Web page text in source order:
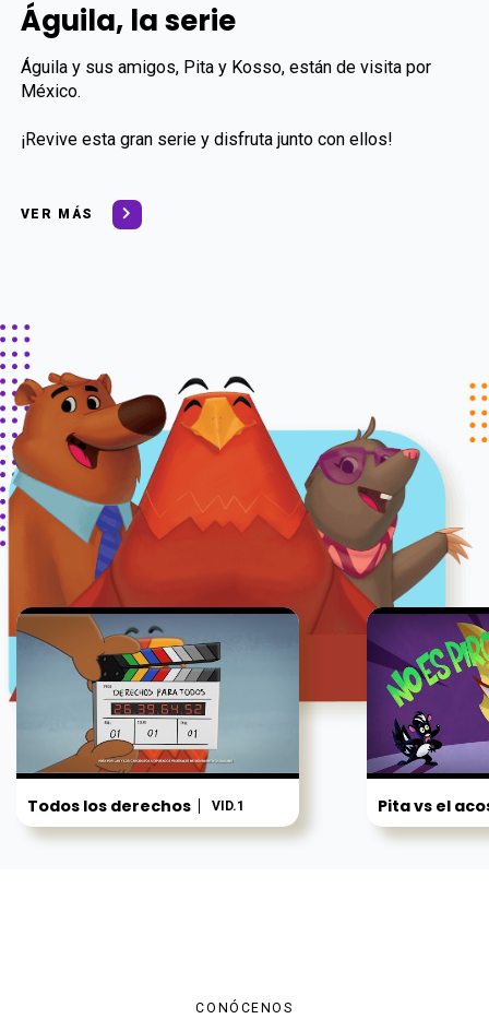
Águila, la serie
Águila y sus amigos, Pita y Kosso, están de visita por
México.
¡Revive esta gran serie y disfruta junto con ellos!
VER MÁS
Todos los derechos VID.1 Pita vs el
CONÓCENOS